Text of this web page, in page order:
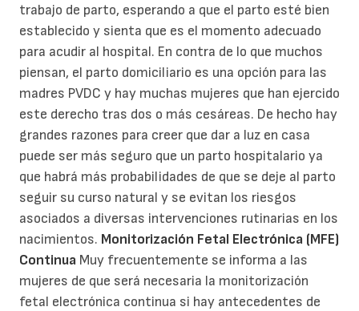
trabajo de parto, esperando a que el parto esté bien
establecido y sienta que es el momento adecuado
para acudir al hospital. En contra de lo que muchos
piensan, el parto domiciliario es una opción para las
madres PVDC y hay muchas mujeres que han ejercido
este derecho tras dos o más cesáreas. De hecho hay
grandes razones para creer que dar a luz en casa
puede ser más seguro que un parto hospitalario ya
que habrá más probabilidades de que se deje al parto
seguir su curso natural y se evitan los riesgos
asociados a diversas intervenciones rutinarias en los
nacimientos. Monitorización Fetal Electrónica (MFE)
Continua Muy frecuentemente se informa a las
mujeres de que será necesaria la monitorización
fetal electrónica continua si hay antecedentes de